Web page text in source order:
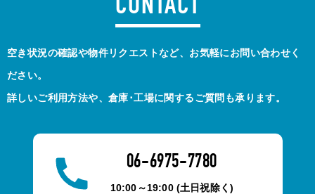
CONTACT
空き状況の確認や物件リクエストなど、お気軽にお問い合わせく
ださい。
詳しいご利用方法や、倉庫･工場に関するご質問も承ります。
06-6975-7780
10:00～19:00 (土日祝除く)